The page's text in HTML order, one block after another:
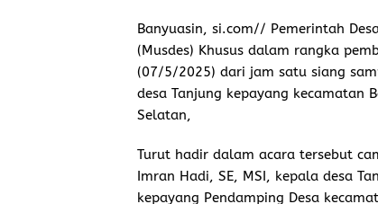
Banyuasin, si.com// Pemerintah
(Musdes) Khusus dalam rangka
(07/5/2025) dari jam satu siang
desa Tanjung kepayang kecamatan
Selatan,
Turut hadir dalam acara tersebut
Imran Hadi, SE, MSI, kepala desa
kepayang Pendamping Desa